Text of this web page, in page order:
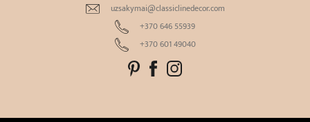
uzsakymai@classiclinedecor.com
+370 646 55939
+370 601 49040